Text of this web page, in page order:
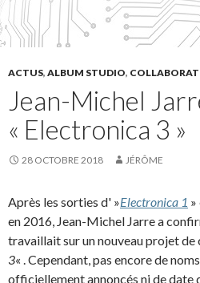
ACTUS, ALBUM STUDIO,
Jean-Michel
« Electronica 3 »
28 OCTOBRE 2018 JÉRÔME
Après les sorties d' »Electronica 1 »
en 2016, Jean-Michel Jarre a
travaillait sur un nouveau projet de
3« . Cependant, pas encore de
officiellement annoncés ni de date